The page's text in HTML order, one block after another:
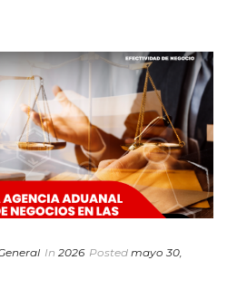
In 2026 Posted mayo 30,